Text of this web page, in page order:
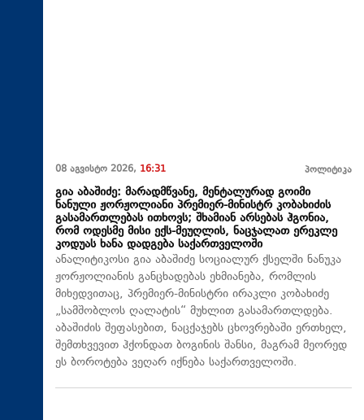
08 აგვისტო 2026, 16:31 პოლიტიკა
გია აბაშიძე: მარადმწვანე, მენტალურად გოიმი
ნანული ჟორჟოლიანი პრემიერ-მინისტრ კობახიძის
გასამართლებას ითხოვს; შხამიან არსებას ჰგონია,
რომ ოდესმე მისი ექს-მეუღლის, ნაცჯალათ ერეკლე
კოდუას ხანა დადგება საქართველოში
ანალიტიკოსი გია აბაშიძე სოციალურ ქსელში ნანუკა
ჟორჟოლიანის განცხადებას ეხმიანება, რომლის
მიხედვითაც, პრემიერ-მინისტრი ირაკლი კობახიძე
„სამშობლოს ღალატის“ მუხლით გასამართლდება.
აბაშიძის შეფასებით, ნაცქაჯებს ცხოვრებაში ერთხელ,
შემთხვევით ჰქონდათ ბოგინის შანსი, მაგრამ მეორედ
ეს ბოროტება ვეღარ იქნება საქართველოში.